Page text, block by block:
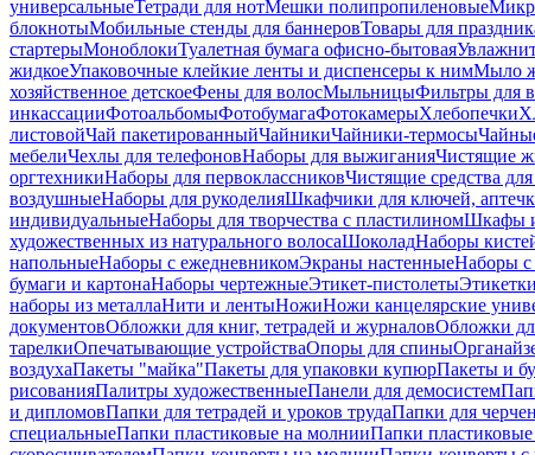
универсальныеТетради для нотМешки полипропиленовые
блокнотыМобильные стенды для баннеровТовары для
стартерыМоноблокиТуалетная бумага офисно-бытовая
жидкоеУпаковочные клейкие ленты и диспенсеры к нимМыло
хозяйственное детскоеФены для волосМыльницыФильтры для
инкассацииФотоальбомыФотобумагаФотокамерыХлебопечки
листовойЧай пакетированныйЧайникиЧайники-термосы
мебелиЧехлы для телефоновНаборы для выжиганияЧистящие
оргтехникиНаборы для первоклассниковЧистящие средства
воздушныеНаборы для рукоделияШкафчики для ключей,
индивидуальныеНаборы для творчества с пластилиномШкафы и
художественных из натурального волосаШоколадНаборы
напольныеНаборы с ежедневникомЭкраны настенныеНаборы с
бумаги и картонаНаборы чертежныеЭтикет-пистолеты
наборы из металлаНити и лентыНожиНожи канцелярские
документовОбложки для книг, тетрадей и журналовОбложки
тарелкиОпечатывающие устройстваОпоры для спины
воздухаПакеты "майка"Пакеты для упаковки купюрПакеты и
рисованияПалитры художественныеПанели для демосистем
и дипломовПапки для тетрадей и уроков трудаПапки для
специальныеПапки пластиковые на молнииПапки